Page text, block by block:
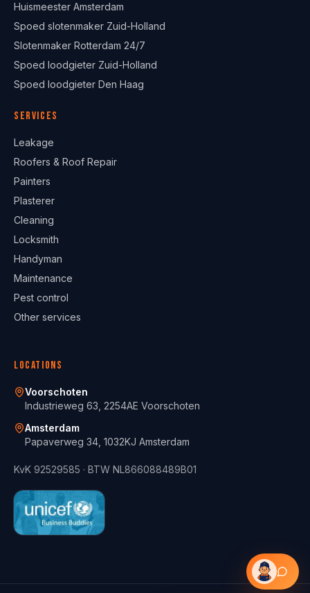
Huismeester Amsterdam
Spoed slotenmaker Zuid-Holland
Slotenmaker Rotterdam 24/7
Spoed loodgieter Zuid-Holland
Spoed loodgieter Den Haag
Services
Leakage
Roofers & Roof Repair
Painters
Plasterer
Cleaning
Locksmith
Handyman
Maintenance
Pest control
Other services
Locations
Voorschoten
Industrieweg 63, 2254AE Voorschoten
Amsterdam
Papaverweg 34, 1032KJ Amsterdam
KvK 92529585 · BTW NL866088489B01